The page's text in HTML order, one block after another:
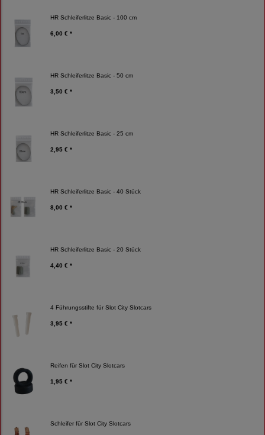
HR Schleiferlitze Basic - 100 cm
6,00 € *
HR Schleiferlitze Basic - 50 cm
3,50 € *
HR Schleiferlitze Basic - 25 cm
2,95 € *
HR Schleiferlitze Basic - 40 Stück
8,00 € *
HR Schleiferlitze Basic - 20 Stück
4,40 € *
4 Führungsstifte für Slot City Slotcars
3,95 € *
Reifen für Slot City Slotcars
1,95 € *
Schleifer für Slot City Slotcars